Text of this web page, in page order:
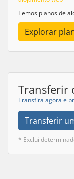
Temos planos de
Explorar
Transferir
Transfira agora e
Transferir
* Exclui